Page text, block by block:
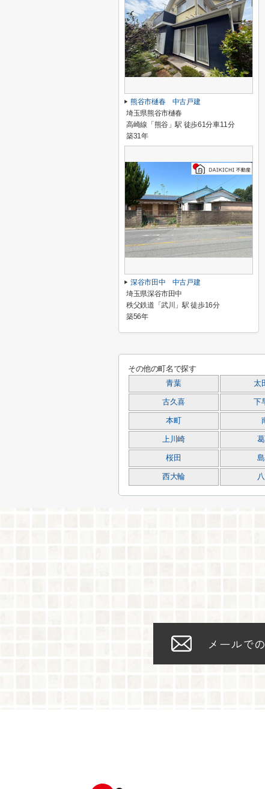
熊谷市樋春 中古戸建
埼玉県熊谷市樋春
高崎線「熊谷」駅 徒歩61分車11分
築31年
深谷市田中 中古戸建
埼玉県深谷市田中
秩父鉄道「武川」駅 徒歩16分
築56年
その他の町名で探す
青葉 太
古久喜 下
本町
上川崎
桜田 島
西大輪
メールで